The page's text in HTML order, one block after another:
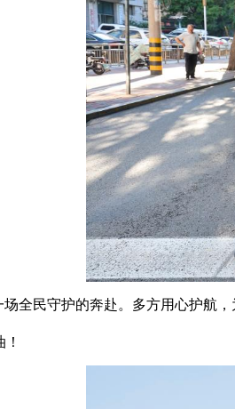
民守护的奔赴。多方用心护航，